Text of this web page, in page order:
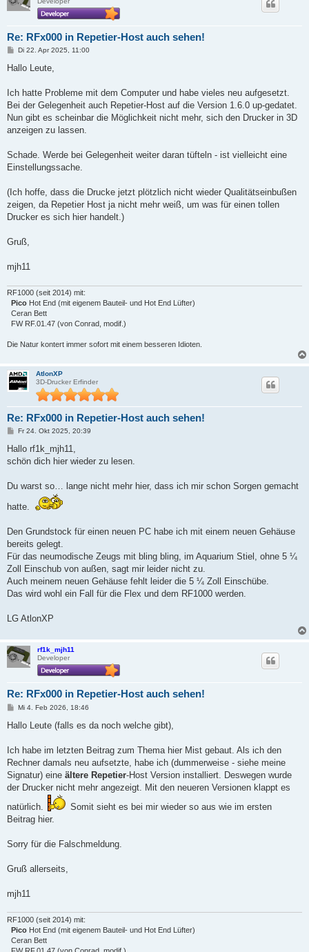
Re: RFx000 in Repetier-Host auch sehen!
B
i
a
Di 22. Apr 2025, 11:00
Hallo Leute,
Ich hatte Probleme mit dem Computer und habe vieles neu aufgesetzt.
Bei der Gelegenheit auch Repetier-Host auf die Version 1.6.0 up-gedatet.
Nun gibt es scheinbar die Möglichkeit nicht mehr, sich den Drucker in 3D
anzeigen zu lassen.
Schade. Werde bei Gelegenheit weiter daran tüfteln - ist vielleicht eine
Einstellungssache.
(Ich hoffe, dass die Drucke jetzt plötzlich nicht wieder Qualitätseinbußen
zeigen, da Repetier Host ja nicht mehr weiß, um was für einen tollen
Drucker es sich hier handelt.)
Gruß,
mjh11
RF1000 (seit 2014) mit:
Pico Hot End (mit eigenem Bauteil- und Hot End Lüfter)
Ceran Bett
FW RF.01.47 (von Conrad, modif.)
Die Natur kontert immer sofort mit einem besseren Idioten.
AtlonXP
3D-Drucker Erfinder
Re: RFx000 in Repetier-Host auch sehen!
B
i
r
Fr 24. Okt 2025, 20:39
Hallo rf1k_mjh11,
schön dich hier wieder zu lesen.
Du warst so… lange nicht mehr hier, dass ich mir schon Sorgen gemacht
hatte.
Den Grundstock für einen neuen PC habe ich mit einem neuen Gehäuse
bereits gelegt.
Für das neumodische Zeugs mit bling bling, im Aquarium Stiel, ohne 5 ¼
Zoll Einschub von außen, sagt mir leider nicht zu.
Auch meinem neuen Gehäuse fehlt leider die 5 ¼ Zoll Einschübe.
Das wird wohl ein Fall für die Flex und dem RF1000 werden.
LG AtlonXP
rf1k_mjh11
Developer
Re: RFx000 in Repetier-Host auch sehen!
B
i
a
Mi 4. Feb 2026, 18:46
Hallo Leute (falls es da noch welche gibt),
Ich habe im letzten Beitrag zum Thema hier Mist gebaut. Als ich den
Rechner damals neu aufsetzte, habe ich (dummerweise - siehe meine
Signatur) eine ältere Repetier-Host Version installiert. Deswegen wurde
der Drucker nicht mehr angezeigt. Mit den neueren Versionen klappt es
natürlich.
Somit sieht es bei mir wieder so aus wie im ersten
Beitrag hier.
Sorry für die Falschmeldung.
Gruß allerseits,
mjh11
RF1000 (seit 2014) mit:
Pico Hot End (mit eigenem Bauteil- und Hot End Lüfter)
Ceran Bett